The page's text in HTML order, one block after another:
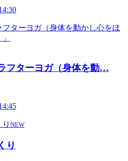
フターヨガ（身体を動…
NEW
り